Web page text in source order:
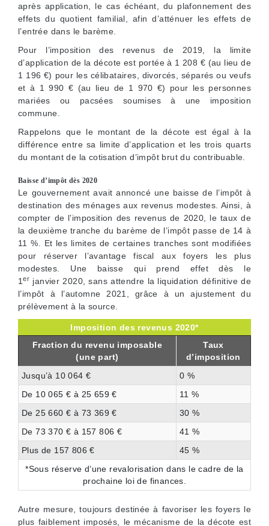
après application, le cas échéant, du plafonnement des
effets du quotient familial, afin d’atténuer les effets de
l’entrée dans le barème.
Pour l’imposition des revenus de 2019, la limite
d’application de la décote est portée à 1 208 € (au lieu de
1 196 €) pour les célibataires, divorcés, séparés ou veufs
et à 1 990 € (au lieu de 1 970 €) pour les personnes
mariées ou pacsées soumises à une imposition
commune.
Rappelons que le montant de la décote est égal à la
différence entre sa limite d’application et les trois quarts
du montant de la cotisation d’impôt brut du contribuable.
Baisse d’impôt dès 2020
Le gouvernement avait annoncé une baisse de l’impôt à
destination des ménages aux revenus modestes. Ainsi, à
compter de l’imposition des revenus de 2020, le taux de
la deuxième tranche du barème de l’impôt passe de 14 à
11 %. Et les limites de certaines tranches sont modifiées
pour réserver l’avantage fiscal aux foyers les plus
modestes. Une baisse qui prend effet dès le
1er janvier 2020, sans attendre la liquidation définitive de
l’impôt à l’automne 2021, grâce à un ajustement du
prélèvement à la source.
Imposition des revenus 2020*
Fraction du revenu imposable
(une part)
Taux
d’imposition
Jusqu’à 10 064 €
0 %
De 10 065 € à 25 659 €
11 %
De 25 660 € à 73 369 €
30 %
De 73 370 € à 157 806 €
41 %
Plus de 157 806 €
45 %
*Sous réserve d’une revalorisation dans le cadre de la
prochaine loi de finances.
Autre mesure, toujours destinée à favoriser les foyers le
plus faiblement imposés, le mécanisme de la décote est